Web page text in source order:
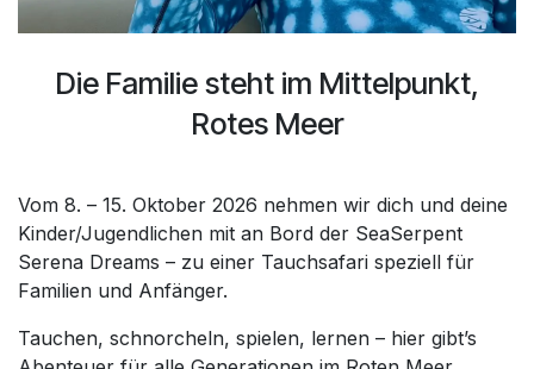
Die Familie steht im Mittelpunkt,
Rotes Meer
Vom 8. – 15. Oktober 2026 nehmen wir dich und deine
Kinder/Jugendlichen mit an Bord der SeaSerpent
Serena Dreams – zu einer Tauchsafari speziell für
Familien und Anfänger.
Tauchen, schnorcheln, spielen, lernen – hier gibt’s